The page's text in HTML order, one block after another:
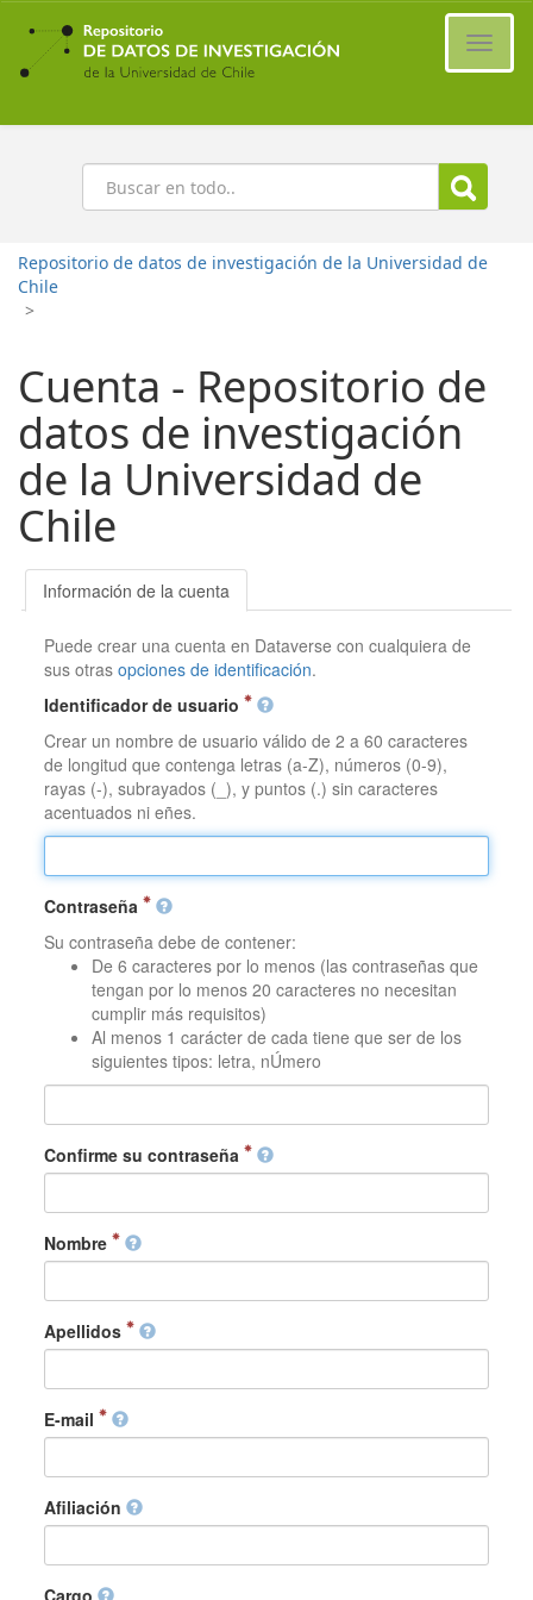
Ir
contenido
principal
Buscar
Repositorio de datos de investigación de la Universidad de
Chile
>
Cuenta - Repositorio de
datos de investigación
de la Universidad de
Chile
Información de la cuenta
Puede crear una cuenta en Dataverse con cualquiera de
sus otrasopciones de identificación.
Identificador de usuario
Crear un nombre de usuario válido de 2 a 60 caracteres
de longitud que contenga letras (a-Z), números (0-9),
rayas (-), subrayados (_), y puntos (.) sin caracteres
acentuados ni eñes.
Contraseña
Su contraseña debe de contener:
De 6 caracteres por lo menos (las contraseñas que
tengan por lo menos 20 caracteres no necesitan
cumplir más requisitos)
Al menos 1 carácter de cada tiene que ser de los
siguientes tipos: letra, nÚmero
Confirme su contraseña
Nombre
Apellidos
E-mail
Afiliación
Cargo